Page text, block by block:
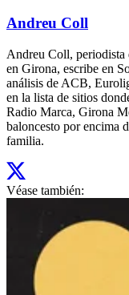
Andreu Coll
Andreu Coll,
en Girona, escribe en
análisis de ACB,
en la lista de sitios
Radio Marca, Girona
baloncesto por encima
familia.
Véase también: